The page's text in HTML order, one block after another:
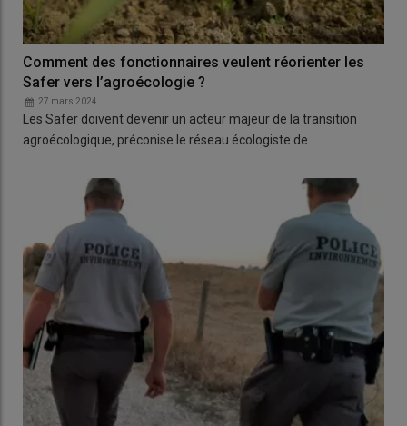
Comment des fonctionnaires veulent réorienter les
Safer vers l’agroécologie ?
27 mars 2024
Les Safer doivent devenir un acteur majeur de la transition
agroécologique, préconise le réseau écologiste de…